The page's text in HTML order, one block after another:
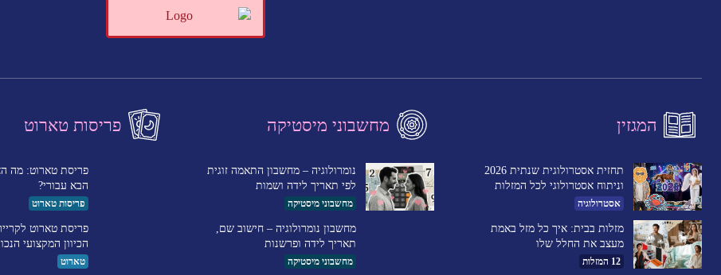
פריסות טארוט
פריסת טארוט: מה
הבא עבורי?
פריסות טארוט
פריסת טארוט
הכיוון המקצועי
טארוט
מחשבוני מיסטיקה
נומרולוגיה – מחשבון התאמה זוגית
לפי תאריך לידה ושמות
מחשבוני מיסטיקה
מחשבון נומרולוגיה – חישוב שם,
תאריך לידה ופרשנות
מחשבוני מיסטיקה
המגזין
תחזית אסטרולוגית שנתית 2026
וניתוח אסטרולוגי לכל המזלות
אסטרולוגיה
מזלות בבית: איך כל מזל באמת
מעצב את החלל שלו
12 המזלות